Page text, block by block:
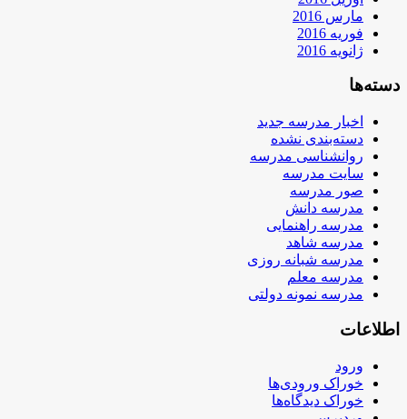
مارس 2016
فوریه 2016
ژانویه 2016
دسته‌ها
اخبار مدرسه جدید
دسته‌بندی نشده
روانشناسی مدرسه
سایت مدرسه
صور مدرسه
مدرسه دانش
مدرسه راهنمایی
مدرسه شاهد
مدرسه شبانه روزی
مدرسه معلم
مدرسه نمونه دولتی
اطلاعات
ورود
خوراک ورودی‌ها
خوراک دیدگاه‌ها